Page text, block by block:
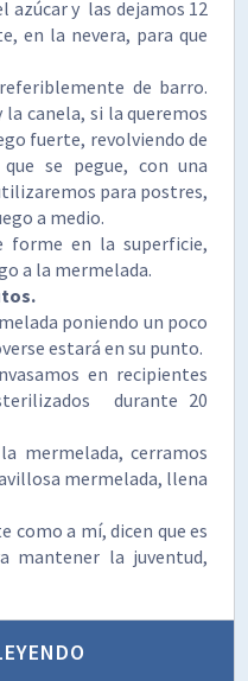
azúcar y las dejamos 12
en la nevera, para que
de barro.
canela, si la queremos
fuerte, revolviendo de
se pegue, con una
para postres,
a medio.
forme en la superficie,
a la mermelada.
poniendo un poco
estará en su punto.
en recipientes
durante 20
mermelada, cerramos
mermelada, llena
como a mí, dicen que es
mantener la juventud,